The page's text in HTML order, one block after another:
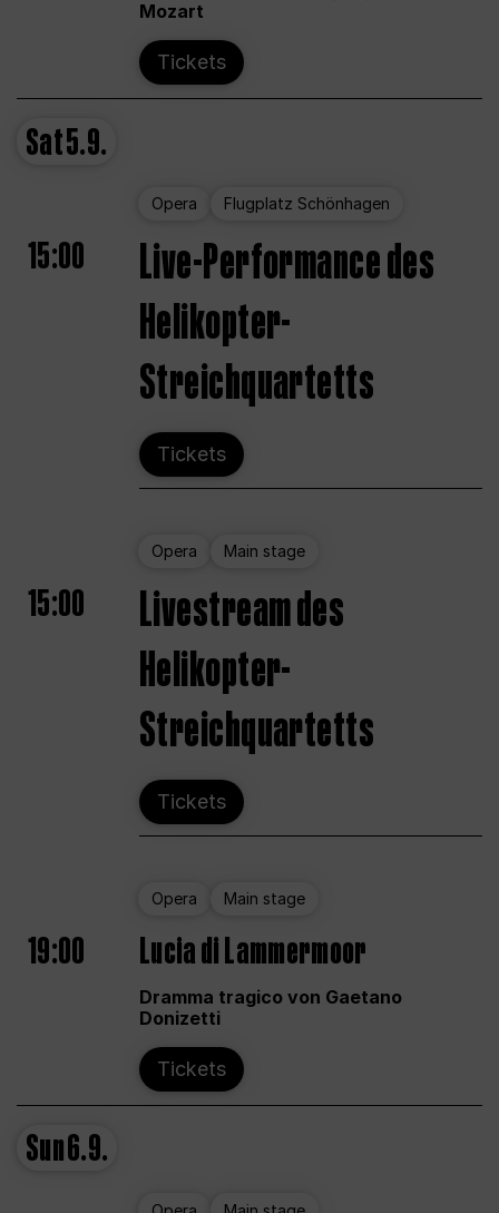
Mozart
Tickets
Sat5.9.
Opera Flugplatz Schönhagen
15:00
Live-Performance des
Helikopter-
Streichquartetts
Tickets
Opera Main stage
15:00
Livestream des
Helikopter-
Streichquartetts
Tickets
Opera Main stage
19:00 Lucia di Lammermoor
Dramma tragico von Gaetano
Donizetti
Tickets
Sun6.9.